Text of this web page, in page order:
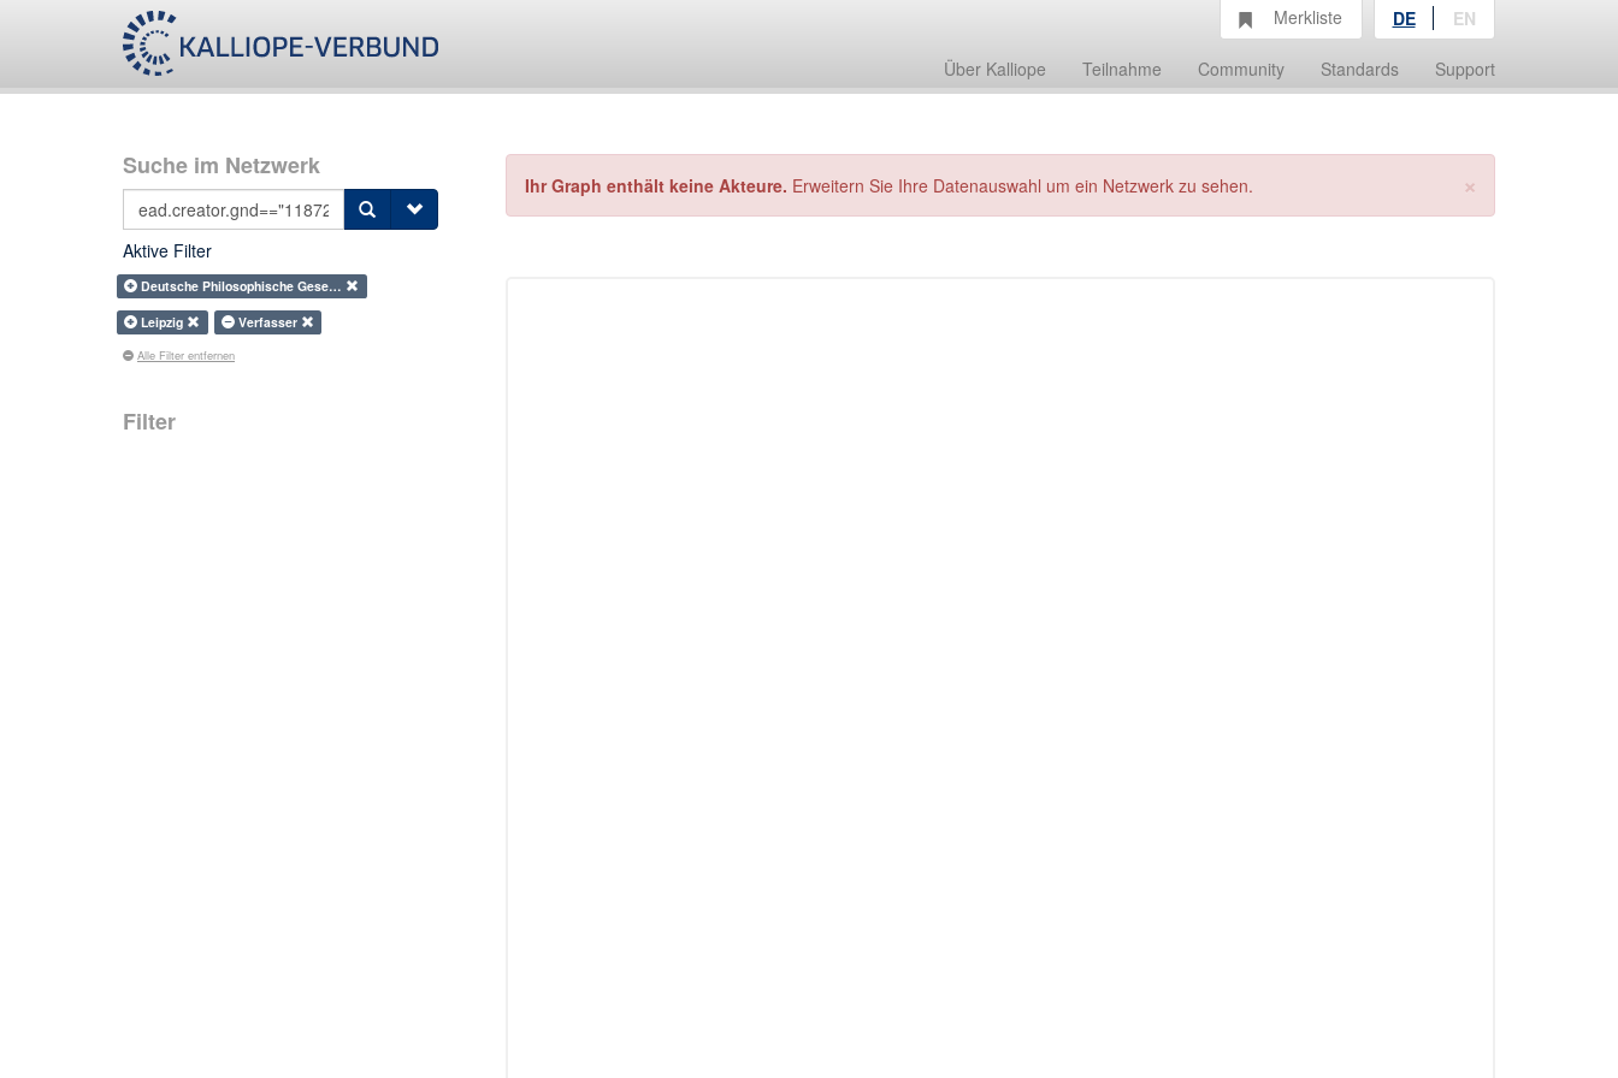
Über Kalliope Teilnahme Community Standards Support
Merkliste DE EN
Suche im Netzwerk
Aktive Filter
Deutsche Philosophische Gese…
Leipzig
Verfasser
Alle Filter entfernen
Filter
×
Ihr Graph enthält keine Akteure. Erweitern Sie Ihre Datenauswahl um ein Netzwerk zu sehen.